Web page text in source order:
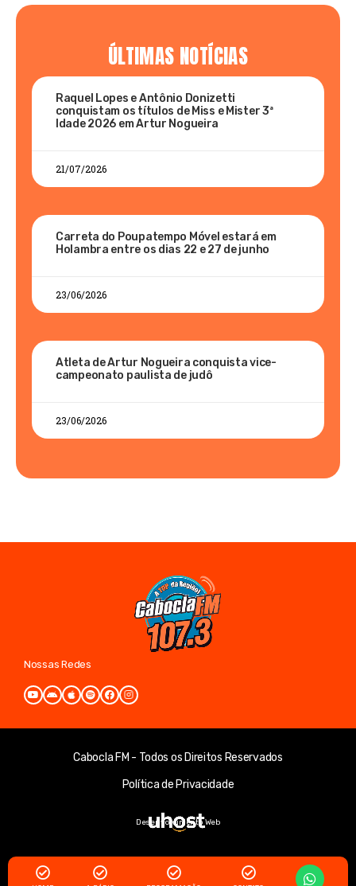
ÚLTIMAS NOTÍCIAS
Raquel Lopes e Antônio Donizetti
conquistam os títulos de Miss e Mister 3ª
Idade 2026 em Artur Nogueira
21/07/2026
Carreta do Poupatempo Móvel estará em
Holambra entre os dias 22 e 27 de junho
23/06/2026
Atleta de Artur Nogueira conquista vice-
campeonato paulista de judô
23/06/2026
Nossas Redes
Cabocla FM - Todos os Direitos Reservados
Política de Privacidade
Desenvolvimento Web